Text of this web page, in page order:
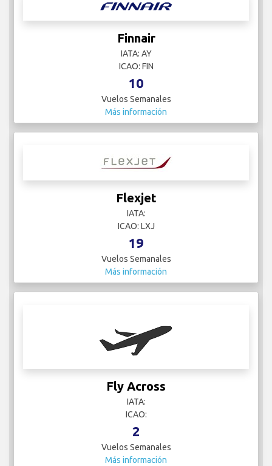
Finnair
IATA: AY
ICAO: FIN
10
Vuelos Semanales
Más información
Flexjet
IATA:
ICAO: LXJ
19
Vuelos Semanales
Más información
Fly Across
IATA:
ICAO:
2
Vuelos Semanales
Más información